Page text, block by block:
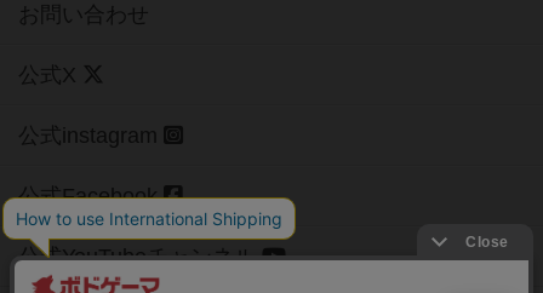
お問い合わせ
公式X
公式instagram
公式Facebook
公式YouTubeチャンネル